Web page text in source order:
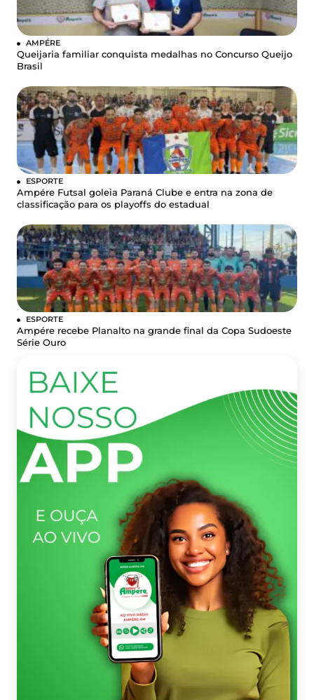
AMPÉRE
Queijaria familiar conquista medalhas no Concurso Queijo
Brasil
ESPORTE
Ampére Futsal goleia Paraná Clube e entra na zona de
classificação para os playoffs do estadual
ESPORTE
Ampére recebe Planalto na grande final da Copa Sudoeste
Série Ouro